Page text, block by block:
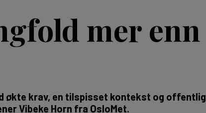
mer enn
økte krav, en tilspisset kontekst og offentlig
Vibeke Horn fra OsloMet.